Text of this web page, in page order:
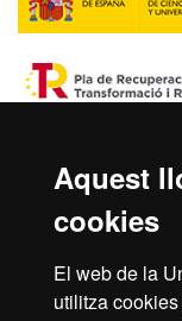
Aquest
cookies
El web de la
utilitza